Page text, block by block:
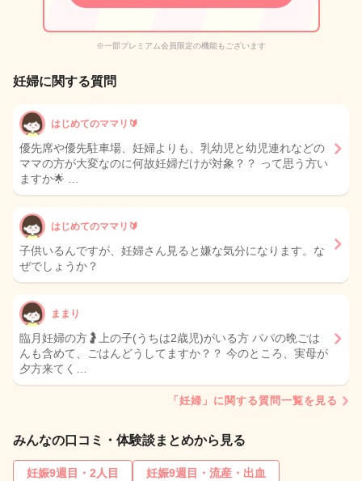
※一部プレミアム会員限定の機能もございます
妊婦に関する質問
はじめてのママリ🔰
優先席や優先駐車場、妊婦よりも、乳幼児と幼児連れなどの
ママの方が大変なのに何故妊婦だけが対象？？ って思う方い
ますか🌟 …
はじめてのママリ🔰
子供いるんですが、妊婦さん見ると嫌な気分になります。な
ぜでしょうか？
ままり
臨月妊婦の方🤰上の子(うちは2歳児)がいる方 パパの晩ごは
んも含めて、ごはんどうしてますか？？ 今のところ、実母が
夕方来てく…
「妊婦」に関する質問一覧を見る
みんなの口コミ・体験談まとめから見る
妊娠9週目・2人目
妊娠9週目・流産・出血